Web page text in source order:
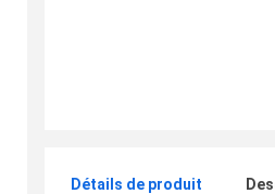
Détails de produit